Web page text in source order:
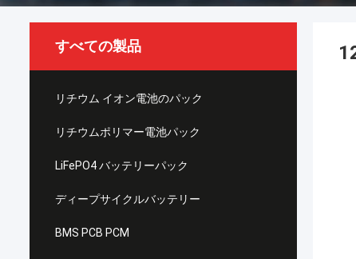
すべての製品
リチウム イオン電池のパック
リチウムポリマー電池パック
LiFePO4 バッテリーパック
ディープサイクルバッテリー
BMS PCB PCM